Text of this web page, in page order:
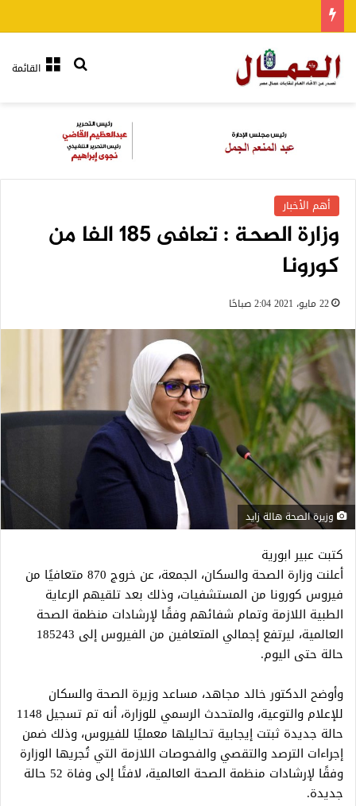
القائمةبحث عن
أهم الأخبار
وزارة الصحة : تعافى 185 الفا من
كورونا
22 مايو، 2021 2:04 صباحًا
وزيرة الصحة هالة زايد
كتبت عبير ابورية
أعلنت وزارة الصحة والسكان، الجمعة، عن خروج 870 متعافيًا من
فيروس كورونا من المستشفيات، وذلك بعد تلقيهم الرعاية
الطبية اللازمة وتمام شفائهم وفقًا لإرشادات منظمة الصحة
العالمية، ليرتفع إجمالي المتعافين من الفيروس إلى 185243
حالة حتى اليوم.
وأوضح الدكتور خالد مجاهد، مساعد وزيرة الصحة والسكان
للإعلام والتوعية، والمتحدث الرسمي للوزارة، أنه تم تسجيل 1148
حالة جديدة ثبتت إيجابية تحاليلها معمليًا للفيروس، وذلك ضمن
إجراءات الترصد والتقصي والفحوصات اللازمة التي تُجريها الوزارة
وفقًا لإرشادات منظمة الصحة العالمية، لافتًا إلى وفاة 52 حالة
جديدة.